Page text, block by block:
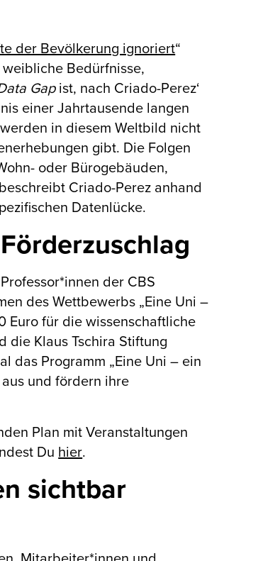
der Bevölkerung ignoriert“
Bedürfnisse,
Gapist, nach Criado-Perez‘
einer Jahrtausende langen
in diesem Weltbild nicht
gibt. Die Folgen
oder Bürogebäuden,
Criado-Perez anhand
Datenlücke.
der CBS
des Wettbewerbs „Eine Uni –
Euro für die wissenschaftliche
die Klaus Tschira Stiftung
das Programm „Eine Uni – ein
und fördern ihre
Plan mit Veranstaltungen
Du hier.
sichtbar